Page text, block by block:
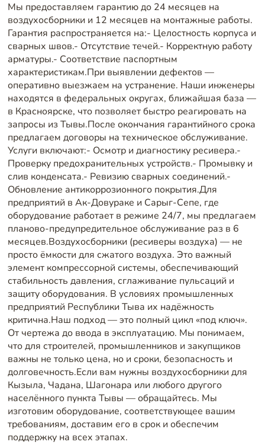
Мы предоставляем гарантию до 24 месяцев на
воздухосборники и 12 месяцев на монтажные работы.
Гарантия распространяется на:- Целостность корпуса и
сварных швов.- Отсутствие течей.- Корректную работу
арматуры.- Соответствие паспортным
характеристикам.При выявлении дефектов —
оперативно выезжаем на устранение. Наши инженеры
находятся в федеральных округах, ближайшая база —
в Красноярске, что позволяет быстро реагировать на
запросы из Тывы.После окончания гарантийного срока
предлагаем договоры на техническое обслуживание.
Услуги включают:- Осмотр и диагностику ресивера.-
Проверку предохранительных устройств.- Промывку и
слив конденсата.- Ревизию сварных соединений.-
Обновление антикоррозионного покрытия.Для
предприятий в Ак-Довураке и Сарыг-Сепе, где
оборудование работает в режиме 24/7, мы предлагаем
планово-предупредительное обслуживание раз в 6
месяцев.Воздухосборники (ресиверы воздуха) — не
просто ёмкости для сжатого воздуха. Это важный
элемент компрессорной системы, обеспечивающий
стабильность давления, сглаживание пульсаций и
защиту оборудования. В условиях промышленных
предприятий Республики Тыва их надёжность
критична.Наш подход — это полный цикл «под ключ».
От чертежа до ввода в эксплуатацию. Мы понимаем,
что для строителей, промышленников и закупщиков
важны не только цена, но и сроки, безопасность и
долговечность.Если вам нужны воздухосборники для
Кызыла, Чадана, Шагонара или любого другого
населённого пункта Тывы — обращайтесь. Мы
изготовим оборудование, соответствующее вашим
требованиям, доставим его в срок и обеспечим
поддержку на всех этапах.